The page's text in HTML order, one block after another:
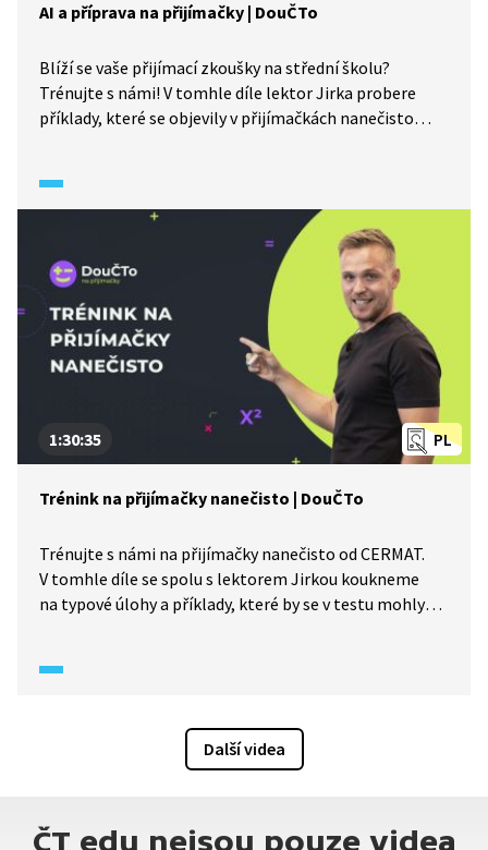
AI a příprava na přijímačky | DouČTo
Blíží se vaše přijímací zkoušky na střední školu?
Trénujte s námi! V tomhle díle lektor Jirka probere
příklady, které se objevily v přijímačkách nanečisto
pozor. Další materiály k probírané látce naleznete
PL
1:30:35
Trénink na přijímačky nanečisto | DouČTo
Trénujte s námi na přijímačky nanečisto od CERMAT.
V tomhle díle se spolu s lektorem Jirkou koukneme
na typové úlohy a příklady, které by se v testu mohly
Další videa
ČT edu nejsou pouze videa